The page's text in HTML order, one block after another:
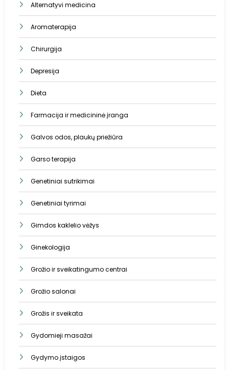
Alternatyvi medicina
Aromaterapija
Chirurgija
Depresija
Dieta
Farmacija ir medicininė įranga
Galvos odos, plaukų priežiūra
Garso terapija
Genetiniai sutrikimai
Genetiniai tyrimai
Gimdos kaklelio vėžys
Ginekologija
Grožio ir sveikatingumo centrai
Grožio salonai
Grožis ir sveikata
Gydomieji masažai
Gydymo įstaigos